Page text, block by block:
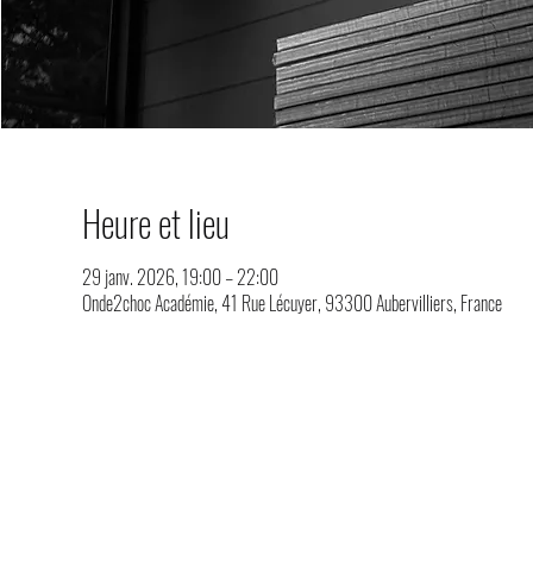
Heure et lieu
29 janv. 2026, 19:00 – 22:00
Onde2choc Académie, 41 Rue Lécuyer, 93300 Aubervilliers, France